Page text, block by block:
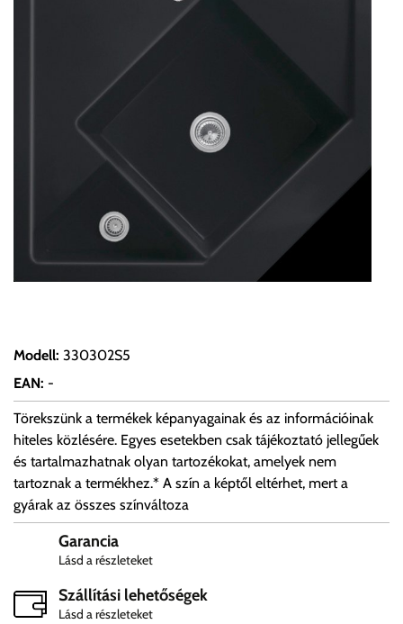
Modell: 330302S5
EAN: -
Törekszünk a termékek képanyagainak és az információinak
hiteles közlésére. Egyes esetekben csak tájékoztató jellegűek
és tartalmazhatnak olyan tartozékokat, amelyek nem
tartoznak a termékhez.* A szín a képtől eltérhet, mert a
gyárak az összes színváltoza
Garancia
Lásd a részleteket
Szállítási lehetőségek
Lásd a részleteket